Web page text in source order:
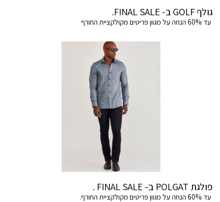
גולף GOLF ב- FINAL SALE.
עד 60% הנחה על מגוון פריטים מקולקציית החורף
פולגת POLGAT ב- FINAL SALE .
עד 60% הנחה על מגוון פריטים מקולקציית החורף.